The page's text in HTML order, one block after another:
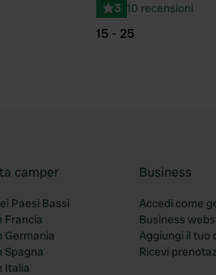
3 10 recensioni
15 - 25
camper
Paesi Bassi
Francia
Germania
Spagna
Italia
Business
Accedi come
Business
Aggiungi il tuo
Ricevi